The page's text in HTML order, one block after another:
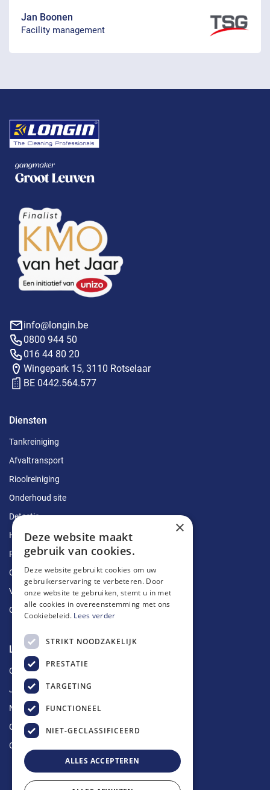
Jan Boonen
Facility management
info@longin.be
0800 944 50
016 44 80 20
Wingepark 15, 3110 Rotselaar
BE 0442.564.577
Diensten
Tankreiniging
Afvaltransport
Rioolreiniging
Onderhoud site
Detectie
Herstellingen
Ruimingen
Ontstoppingen
Vetputten
Ontkalking
Longin Service
Over ons
Jobs
Nieuws
Contact
Offerte aanvragen
×
Deze website maakt
gebruik van cookies.
Deze website gebruikt cookies om uw
gebruikerservaring te verbeteren. Door
onze website te gebruiken, stemt u in met
alle cookies in overeenstemming met ons
Cookiebeleid. Lees verder
STRIKT NOODZAKELIJK
PRESTATIE
TARGETING
FUNCTIONEEL
NIET-GECLASSIFICEERD
ALLES ACCEPTEREN